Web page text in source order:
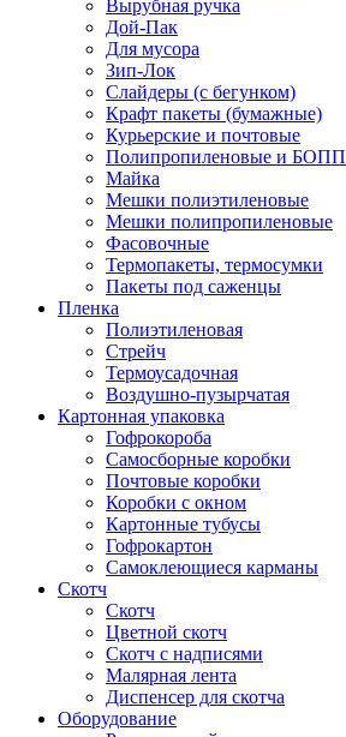
Вырубная ручка
Дой-Пак
Для мусора
Зип-Лок
Слайдеры (с бегунком)
Крафт пакеты (бумажные)
Курьерские и почтовые
Полипропиленовые и БОПП
Майка
Мешки полиэтиленовые
Мешки полипропиленовые
Фасовочные
Термопакеты, термосумки
Пакеты под саженцы
Пленка
Полиэтиленовая
Стрейч
Термоусадочная
Воздушно-пузырчатая
Картонная упаковка
Гофрокороба
Самосборные коробки
Почтовые коробки
Коробки с окном
Картонные тубусы
Гофрокартон
Самоклеющиеся карманы
Скотч
Скотч
Цветной скотч
Скотч с надписями
Малярная лента
Диспенсер для скотча
Оборудование